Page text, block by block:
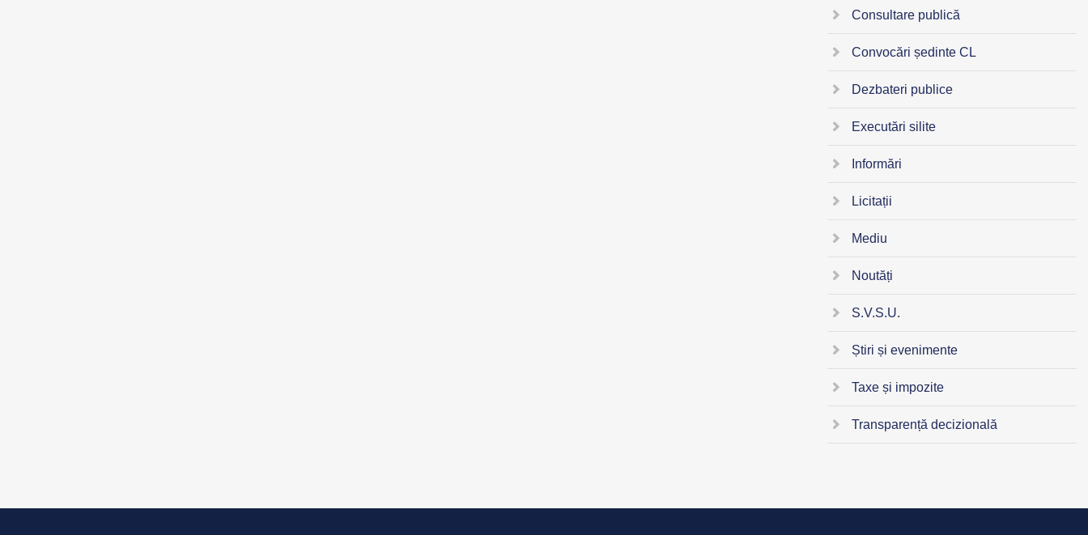
Consultare publică
Convocări ședinte CL
Dezbateri publice
Executări silite
Informări
Licitații
Mediu
Noutăți
S.V.S.U.
Știri și evenimente
Taxe și impozite
Transparență decizională